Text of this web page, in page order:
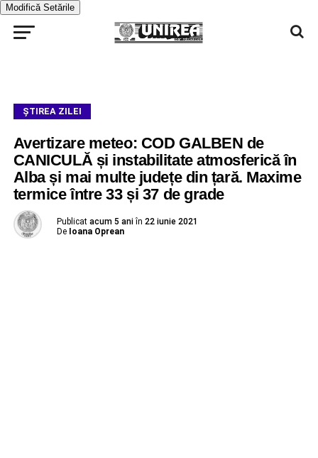
Modifică Setările
ŞTIREA ZILEI
Avertizare meteo: COD GALBEN de
CANICULĂ și instabilitate atmosferică în
Alba și mai multe județe din țară. Maxime
termice între 33 și 37 de grade
Publicat acum 5 ani în 22 iunie 2021
De Ioana Oprean